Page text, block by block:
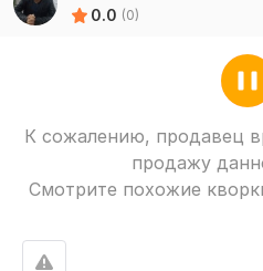
0.0 (0)
К сожалению, продавец
продажу
Смотрите похожие